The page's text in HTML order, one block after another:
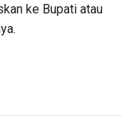
ke Bupati atau